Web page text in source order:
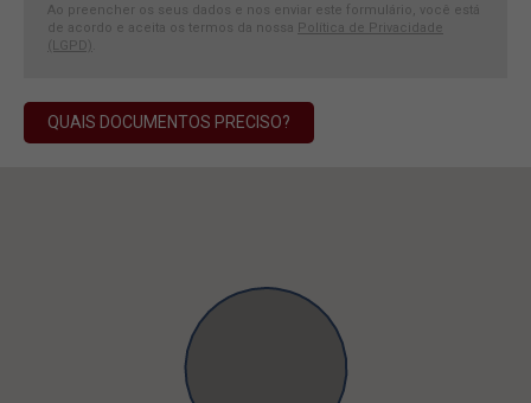
Ao preencher os seus dados e nos enviar este formulário, você está
de acordo e aceita os termos da nossa Política de Privacidade
(LGPD)
QUAIS DOCUMENTOS PRECISO?